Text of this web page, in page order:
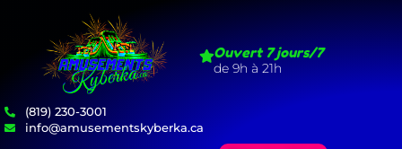
Ouvert 7 jours/7
de 9h à 21h
(819) 230-3001
info@amusementskyberka.ca